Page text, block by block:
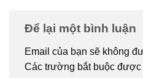
Để lại một bình luận
Email của bạn sẽ không
Các trường bắt buộc được